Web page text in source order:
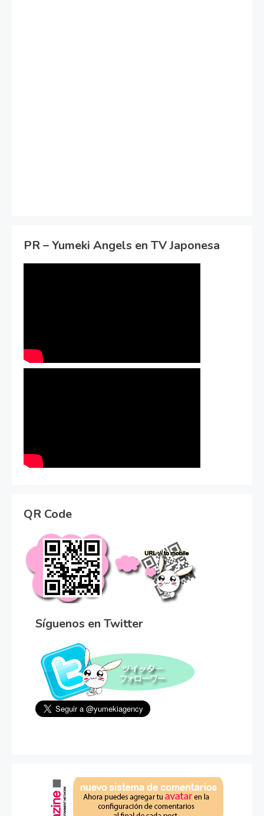
PR – Yumeki Angels en TV Japonesa
QR Code
Síguenos en Twitter